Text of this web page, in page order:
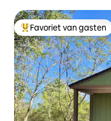
Topfavoriet van gasten
Favoriet van gasten